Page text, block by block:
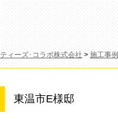
ティーズ･コラボ株式会社>施工事例
東温市E様邸